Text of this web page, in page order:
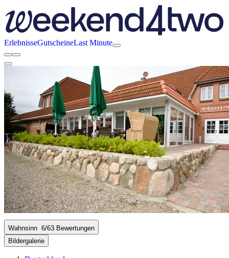
ErlebnisseGutscheineLast Minute
Wahnsinn 6/63 Bewertungen
Bildergalerie